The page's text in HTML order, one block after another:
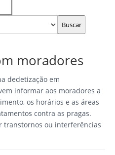
Buscar
moradores
dedetização em
informar aos moradores a
os horários e as áreas
contra as pragas.
transtornos ou interferências